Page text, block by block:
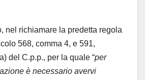
nel richiamare la predetta regola
568, comma 4, e 591,
del C.p.p., per la quale “per
è necessario avervi